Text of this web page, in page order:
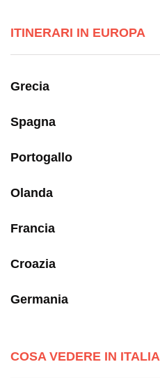
ITINERARI IN EUROPA
Grecia
Spagna
Portogallo
Olanda
Francia
Croazia
Germania
COSA VEDERE IN ITALIA